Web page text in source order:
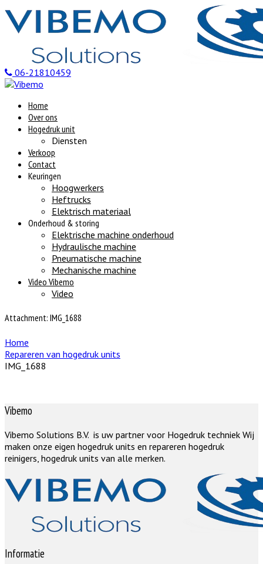
06-21810459
Home
Over ons
Hogedruk unit
Diensten
Verkoop
Contact
Keuringen
Hoogwerkers
Heftrucks
Elektrisch materiaal
Onderhoud & storing
Elektrische machine onderhoud
Hydraulische machine
Pneumatische machine
Mechanische machine
Video Vibemo
Video
Attachment: IMG_1688
Home
Repareren van hogedruk units
IMG_1688
Vibemo
Vibemo Solutions B.V. is uw partner voor Hogedruk techniek Wij
maken onze eigen hogedruk units en repareren hogedruk
reinigers, hogedruk units van alle merken.
Informatie